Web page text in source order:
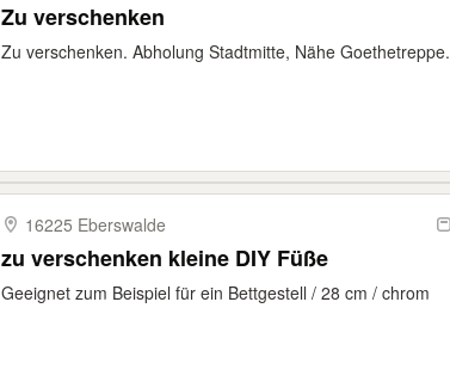
Zu verschenken
Zu verschenken. Abholung Stadtmitte, Nähe Goethetreppe.
16225 Eberswalde
zu verschenken kleine DIY Füße
Geeignet zum Beispiel für ein Bettgestell / 28 cm / chrom